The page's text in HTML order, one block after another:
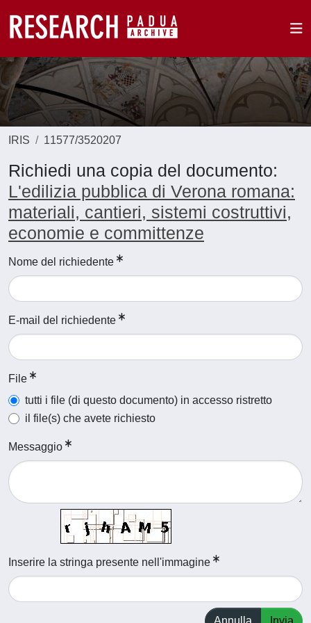
IRIS 11577/3520207
Richiedi una copia del documento:
L'edilizia pubblica di Verona romana:
materiali, cantieri, sistemi costruttivi,
economie e committenze
Nome del richiedente
E-mail del richiedente
File
tutti i file (di questo documento) in accesso ristretto
il file(s) che avete richiesto
Messaggio
Inserire la stringa presente nell'immagine
Annulla Invia